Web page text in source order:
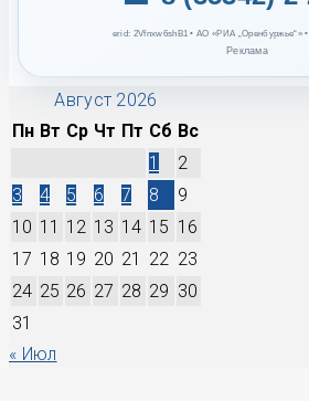
erid: 2Vfnxw6shB1 • АО «РИА „Оренбуржье“»
Реклама
Август 2026
Пн Вт Ср Чт Пт Сб Вс
1
2
3
4 5 6 7 8
9
10 11 12 13 14 15 16
17 18 19 20 21 22 23
24 25 26 27 28 29 30
31
« Июл